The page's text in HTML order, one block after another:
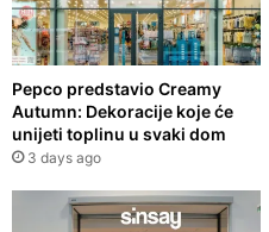
Pepco predstavio Creamy
Autumn: Dekoracije koje će
unijeti toplinu u svaki dom
3 days ago